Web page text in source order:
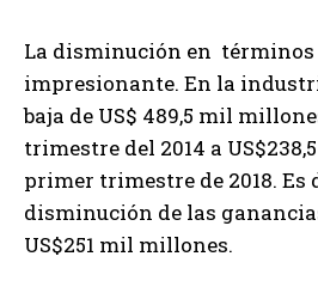
La disminución en términos
impresionante. En la
baja de US$ 489,5 mil
trimestre del 2014 a
primer trimestre de 2018. Es
disminución de las
US$251 mil millones.